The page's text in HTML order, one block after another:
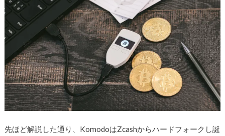
先ほど解説した通り、KomodoはZcashからハードフォークし誕